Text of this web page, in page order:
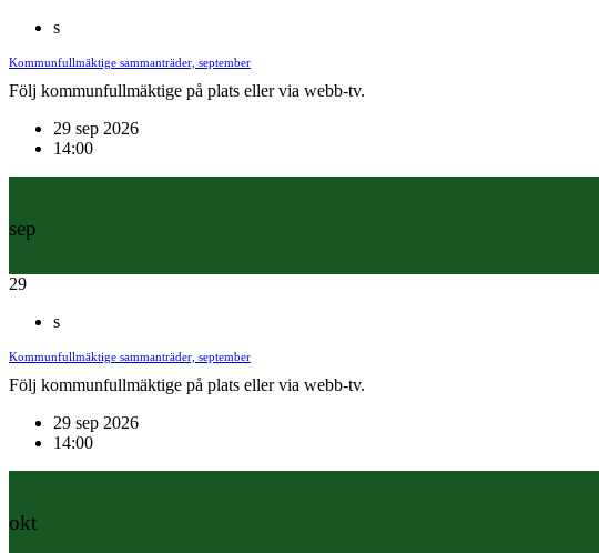
s
Kommunfullmäktige sammanträder, september
Följ kommunfullmäktige på plats eller via webb-tv.
29 sep 2026
14:00
sep
29
s
Kommunfullmäktige sammanträder, september
Följ kommunfullmäktige på plats eller via webb-tv.
29 sep 2026
14:00
okt